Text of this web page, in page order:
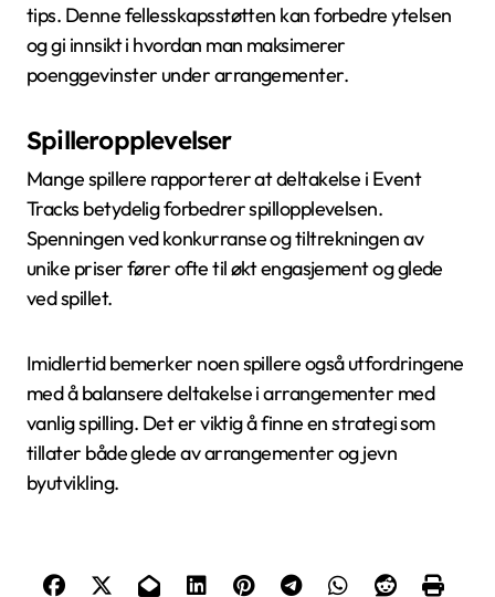
tips. Denne fellesskapsstøtten kan forbedre ytelsen
og gi innsikt i hvordan man maksimerer
poenggevinster under arrangementer.
Spilleropplevelser
Mange spillere rapporterer at deltakelse i Event
Tracks betydelig forbedrer spillopplevelsen.
Spenningen ved konkurranse og tiltrekningen av
unike priser fører ofte til økt engasjement og glede
ved spillet.
Imidlertid bemerker noen spillere også utfordringene
med å balansere deltakelse i arrangementer med
vanlig spilling. Det er viktig å finne en strategi som
tillater både glede av arrangementer og jevn
byutvikling.